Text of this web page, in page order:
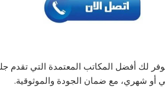
لك أفضل المكاتب المعتمدة التي تقدم
أو شهري، مع ضمان الجودة والموثوقية.